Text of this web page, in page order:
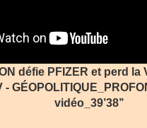
défie PFIZER et perd la
-
vidéo_39’38’’